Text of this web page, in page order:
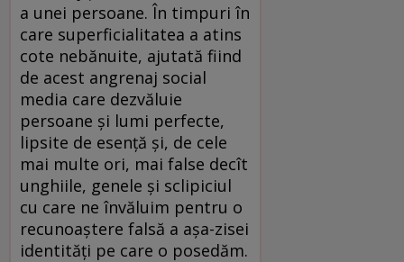
a unei persoane. În timpuri în
care superficialitatea a atins
cote nebănuite, ajutată fiind
de acest angrenaj social
media care dezvăluie
persoane și lumi perfecte,
lipsite de esență și, de cele
mai multe ori, mai false decît
unghiile, genele și sclipiciul
cu care ne învăluim pentru o
recunoaștere falsă a așa-zisei
identități pe care o posedăm.